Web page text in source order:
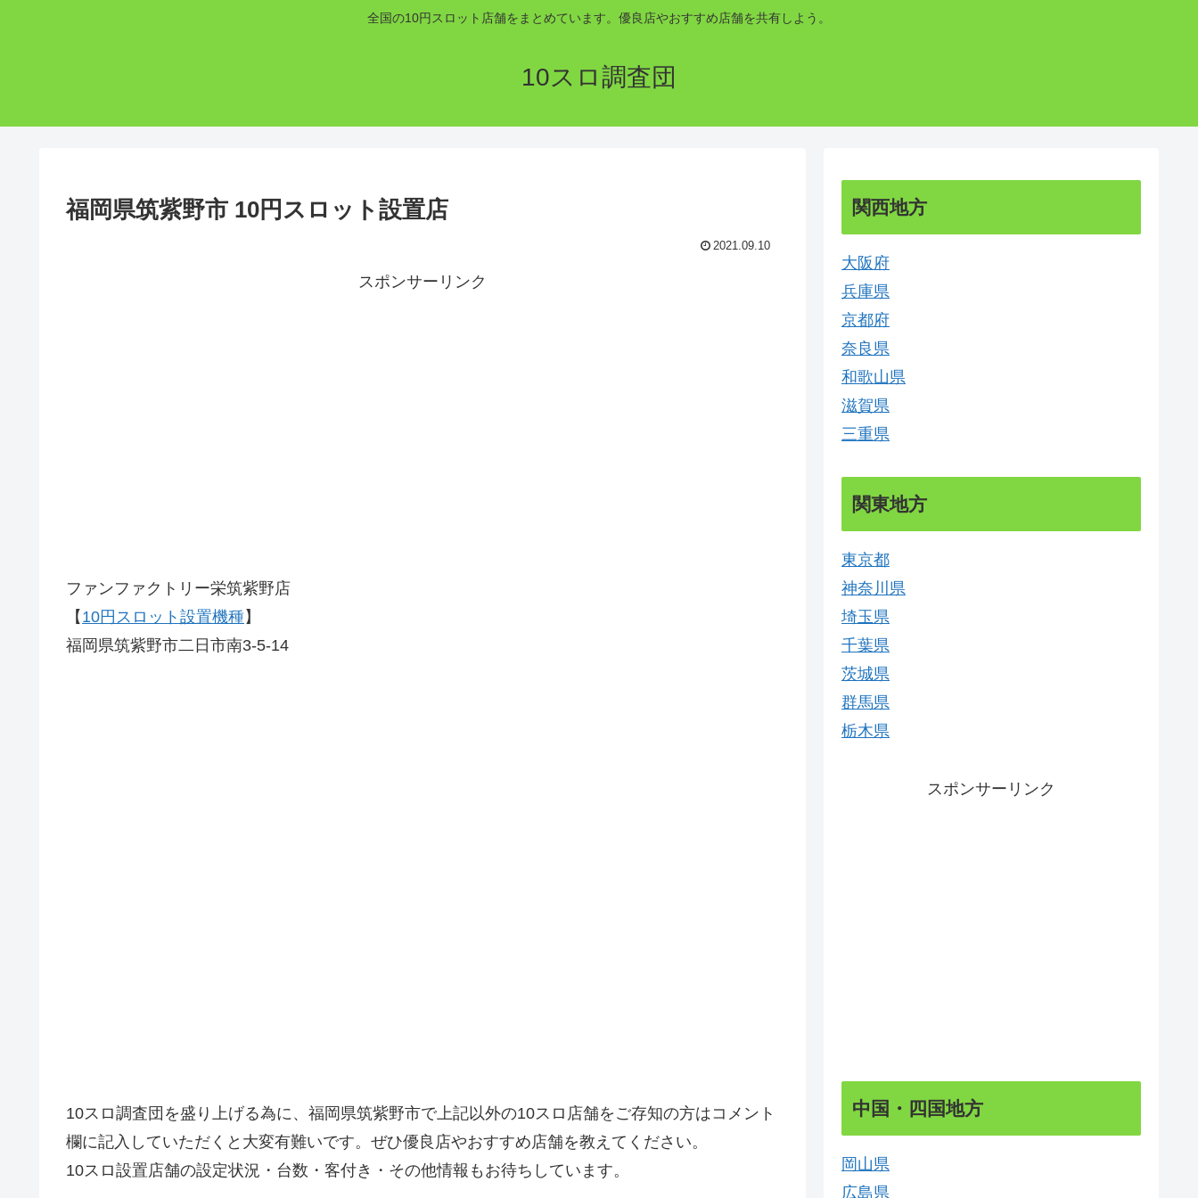
全国の10円スロット店舗をまとめています。優良店やおすすめ店舗を共有しよう。
10スロ調査団
福岡県筑紫野市 10円スロット設置店
2021.09.10
スポンサーリンク
ファンファクトリー栄筑紫野店
【 10円スロット設置機種】
福岡県筑紫野市二日市南3-5-14
10スロ調査団を盛り上げる為に、福岡県筑紫野市で上記以外の10スロ店舗をご存知の方はコメント
欄に記入していただくと大変有難いです。ぜひ優良店やおすすめ店舗を教えてください。
10スロ設置店舗の設定状況・台数・客付き・その他情報もお待ちしています。
関西地方
大阪府
兵庫県
京都府
奈良県
和歌山県
滋賀県
三重県
関東地方
東京都
神奈川県
埼玉県
千葉県
茨城県
群馬県
栃木県
スポンサーリンク
中国・四国地方
岡山県
広島県